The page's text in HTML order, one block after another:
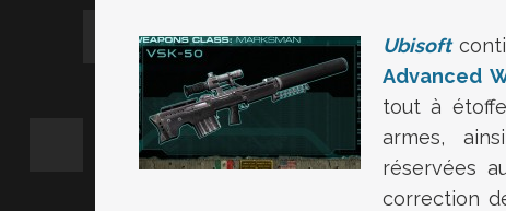
Ubisoft
Advanced
tout à
armes,
réservées
correction